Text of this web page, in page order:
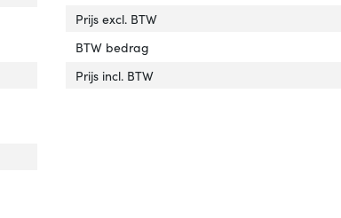
Prijs excl. BTW
BTW bedrag
Prijs incl. BTW